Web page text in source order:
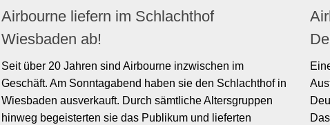
Airbourne liefern im Schlachthof
Wiesbaden ab!
Seit über 20 Jahren sind Airbourne inzwischen im
Geschäft. Am Sonntagabend haben sie den Schlachthof in
Wiesbaden ausverkauft. Durch sämtliche Altersgruppen
hinweg begeisterten sie das Publikum und lieferten